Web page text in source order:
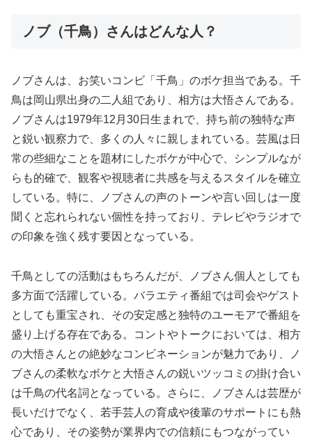
ノブ（千鳥）さんはどんな人？
ノブさんは、お笑いコンビ「千鳥」のボケ担当である。千
鳥は岡山県出身の二人組であり、相方は大悟さんである。
ノブさんは1979年12月30日生まれで、持ち前の独特な声
と鋭い観察力で、多くの人々に親しまれている。芸風は日
常の些細なことを題材にしたボケが中心で、シンプルなが
らも的確で、観客や視聴者に共感を与えるスタイルを確立
している。特に、ノブさんの声のトーンや言い回しは一度
聞くと忘れられない個性を持っており、テレビやラジオで
の印象を強く残す要因となっている。
千鳥としての活動はもちろんだが、ノブさん個人としても
多方面で活躍している。バラエティ番組では司会やゲスト
としても重宝され、その安定感と独特のユーモアで番組を
盛り上げる存在である。コントやトークにおいては、相方
の大悟さんとの絶妙なコンビネーションが魅力であり、ノ
ブさんの柔軟なボケと大悟さんの鋭いツッコミの掛け合い
は千鳥の代名詞となっている。さらに、ノブさんは芸歴が
長いだけでなく、若手芸人の育成や後輩のサポートにも熱
心であり、その姿勢が業界内での信頼にもつながってい